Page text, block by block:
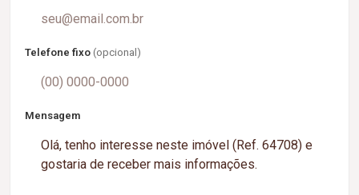
Telefone fixo (opcional)
Mensagem